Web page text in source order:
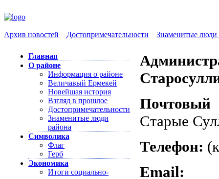
Архив новостей Достопримечательности Знаменитые люди
Главная
О районе
Информация о районе
Величавый Ермекей
Новейшая история
Взгляд в прошлое
Достопримечательности
Знаменитые люди
района
Символика
Флаг
Герб
Экономика
Итоги социально-
Почтовый
Старые
Телефон:
Email: